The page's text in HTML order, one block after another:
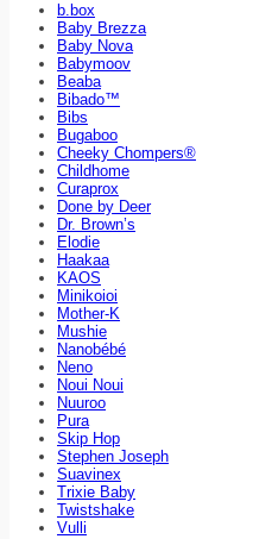
b.box
Baby Brezza
Baby Nova
Babymoov
Beaba
Bibado™
Bibs
Bugaboo
Cheeky Chompers®
Childhome
Curaprox
Done by Deer
Dr. Brown’s
Elodie
Haakaa
KAOS
Minikoioi
Mother-K
Mushie
Nanobébé
Neno
Noui Noui
Nuuroo
Pura
Skip Hop
Stephen Joseph
Suavinex
Trixie Baby
Twistshake
Vulli